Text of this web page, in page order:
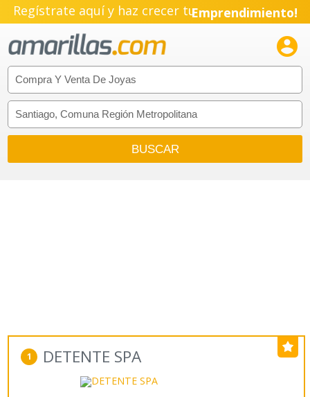
Regístrate aquí y haz crecer tuEmprendimiento!

1 DETENTE SPA